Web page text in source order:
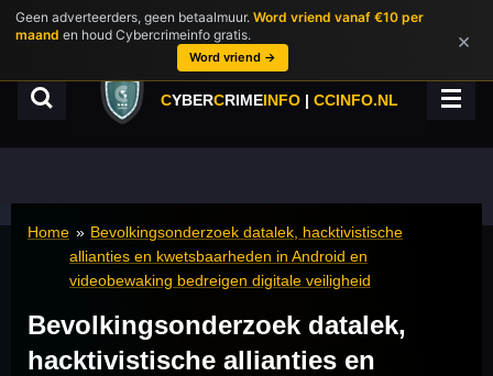
Geen adverteerders, geen betaalmuur. Word vriend vanaf €10 per
maand en houd Cybercrimeinfo gratis.
Word vriend →
×
Ga
direct
hoofdinhoud
CYBERCRIMEINFO | CCINFO.NL
Home » Bevolkingsonderzoek datalek, hacktivistische
allianties en kwetsbaarheden in Android en
videobewaking bedreigen digitale veiligheid
Bevolkingsonderzoek datalek,
hacktivistische allianties en